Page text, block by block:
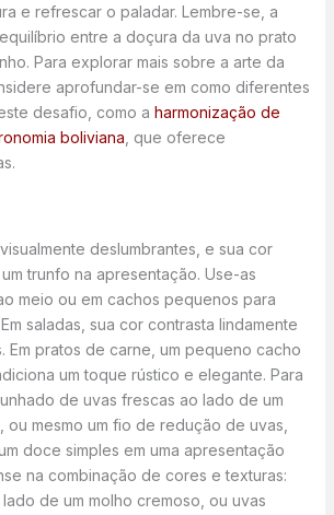
e refrescar o paladar. Lembre-se, a
entre a doçura da uva no prato
Para explorar mais sobre a arte da
aprofundar-se em como diferentes
desafio, como a harmonização de
boliviana , que oferece
deslumbrantes, e sua cor
trunfo na apresentação. Use-as
meio ou em cachos pequenos para
saladas, sua cor contrasta lindamente
Em pratos de carne, um pequeno cacho
um toque rústico e elegante. Para
de uvas frescas ao lado de um
ou mesmo um fio de redução de uvas,
doce simples em uma apresentação
na combinação de cores e texturas:
de um molho cremoso, ou uvas